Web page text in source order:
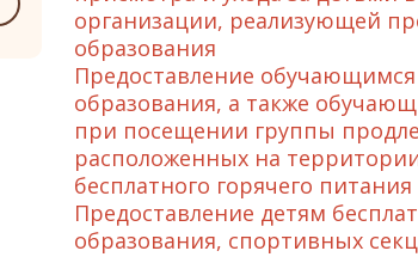
организации, реализующей
образования
Предоставление
образования, а также
при посещении группы
расположенных на
бесплатного горячего питания
Предоставление детям
образования, спортивных